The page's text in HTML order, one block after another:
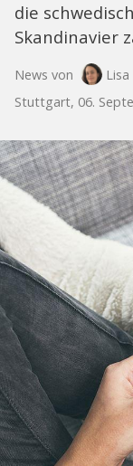
die
Skandinavier
News von
Stuttgart, 06.